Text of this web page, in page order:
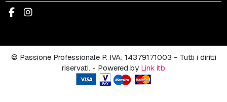
© Passione Professionale P. IVA: 14379171003 - Tutti i diritti
riservati. - Powered by Link itb